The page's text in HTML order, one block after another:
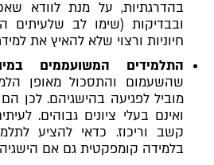
בהדרגתיות, על מנת לוודא
ובבדיקות (שימו לב שלעיתים
חיוניות ורצוי שלא להאיץ את
התלמידים המשועממים
שהשעמום והתסכול מאופן
מוביל לפגיעה בהישגיהם. לכן
ואינם בעלי ציונים גבוהים.
קשב וריכוז. כדאי להציע
בלמידה קומפקטית גם אם